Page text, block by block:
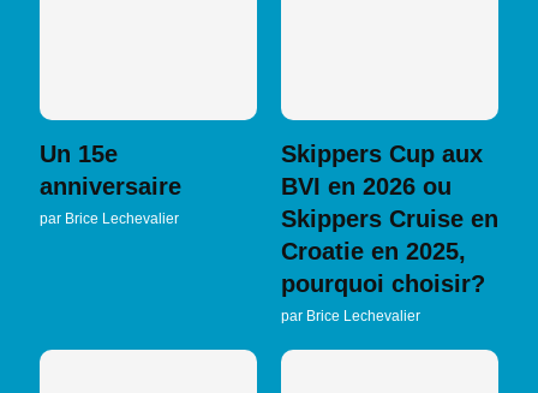
Un 15e
anniversaire
par Brice Lechevalier
Skippers Cup aux
BVI en 2026 ou
Skippers Cruise en
Croatie en 2025,
pourquoi choisir?
par Brice Lechevalier